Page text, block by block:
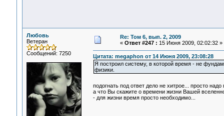
Любовь
Ветеран
Сообщений: 7250
Re: Том 6, вып. 2, 2009
« Ответ #247 : 15 Июня 2009, 02:02:32 »
Цитата: megaphon от 14 Июня 2009, 23:08:28
Я построил систему, в которой время - не
физики.
подогнать под ответ дело не хитрое... просто
а что Вы скажите о времени жизни Вашей
- для жизни время просто необходимо...